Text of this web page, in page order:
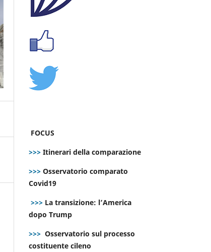
FOCUS
>>> Itinerari della comparazione
>>> Osservatorio comparato
Covid19
>>> La transizione: l’America
dopo Trump
>>> Osservatorio sul processo
costituente cileno